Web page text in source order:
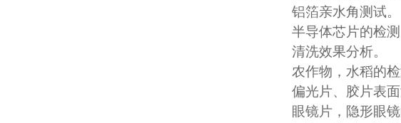
铝箔亲水角测试。
半导体芯片的检测
清洗效果分析。
农作物，水稻的检
偏光片、胶片表面
眼镜片，隐形眼镜